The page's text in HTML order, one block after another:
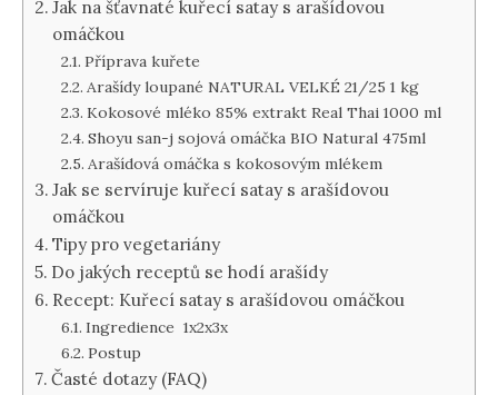
Jak na šťavnaté kuřecí satay s arašídovou
omáčkou
Příprava kuřete
Arašídy loupané NATURAL VELKÉ 21/25 1 kg
Kokosové mléko 85% extrakt Real Thai 1000 ml
Shoyu san-j sojová omáčka BIO Natural 475ml
Arašídová omáčka s kokosovým mlékem
Jak se servíruje kuřecí satay s arašídovou
omáčkou
Tipy pro vegetariány
Do jakých receptů se hodí arašídy
Recept: Kuřecí satay s arašídovou omáčkou
Ingredience 1x2x3x
Postup
Časté dotazy (FAQ)